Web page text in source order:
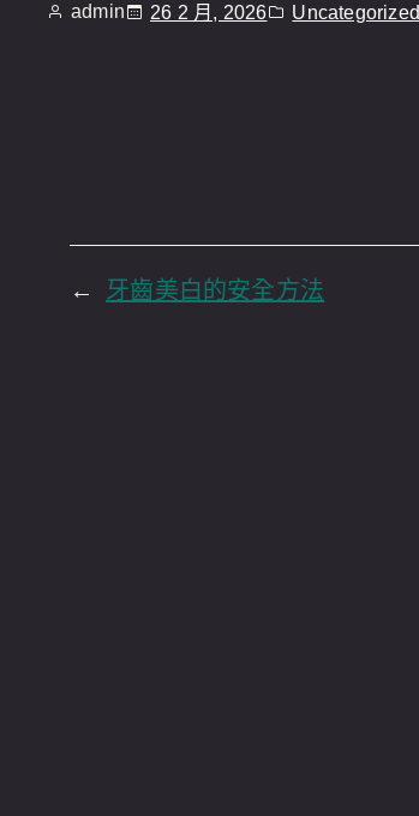
admin 26 2 月, 2026 Uncategorized
← 牙齒美白的安全方法